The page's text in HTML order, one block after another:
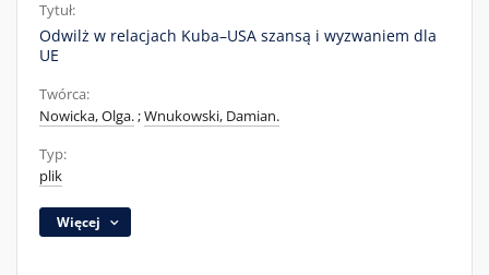
Tytuł:
Odwilż w relacjach Kuba–USA szansą i wyzwaniem dla
UE
Twórca:
Nowicka, Olga.;Wnukowski, Damian.
Typ:
plik
Więcej